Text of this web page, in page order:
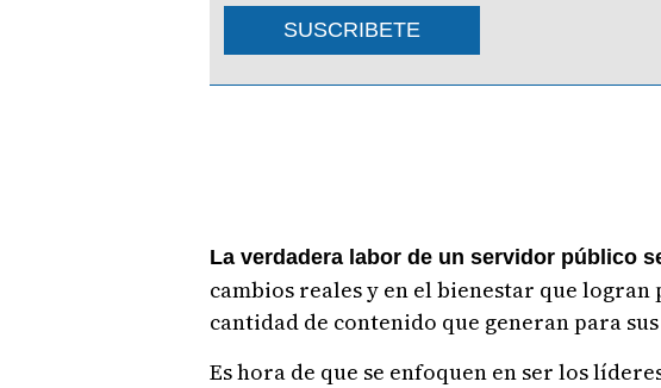
SUSCRIBETE
La verdadera labor de un servidor público
cambios reales y en el bienestar que logran
cantidad de contenido que generan para
Es hora de que se enfoquen en ser los